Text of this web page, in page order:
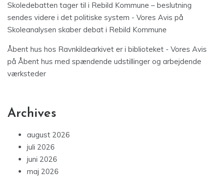
Skoledebatten tager til i Rebild Kommune – beslutning
sendes videre i det politiske system - Vores Avis på
Skoleanalysen skaber debat i Rebild Kommune
Åbent hus hos Ravnkildearkivet er i biblioteket - Vores Avis
på Åbent hus med spændende udstillinger og arbejdende
værksteder
Archives
august 2026
juli 2026
juni 2026
maj 2026